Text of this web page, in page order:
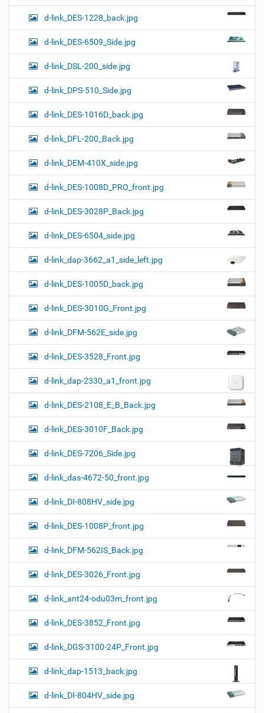
d-link_DES-1228_back.jpg
d-link_DES-6509_Side.jpg
d-link_DSL-200_side.jpg
d-link_DPS-510_Side.jpg
d-link_DES-1016D_back.jpg
d-link_DFL-200_Back.jpg
d-link_DEM-410X_side.jpg
d-link_DES-1008D_PRO_front.jpg
d-link_DES-3028P_Back.jpg
d-link_DES-6504_side.jpg
d-link_dap-3662_a1_side_left.jpg
d-link_DES-1005D_back.jpg
d-link_DES-3010G_Front.jpg
d-link_DFM-562E_side.jpg
d-link_DES-3528_Front.jpg
d-link_dap-2330_a1_front.jpg
d-link_DES-2108_E_B_Back.jpg
d-link_DES-3010F_Back.jpg
d-link_DES-7206_Side.jpg
d-link_das-4672-50_front.jpg
d-link_DI-808HV_side.jpg
d-link_DES-1008P_front.jpg
d-link_DFM-562IS_Back.jpg
d-link_DES-3026_Front.jpg
d-link_ant24-odu03m_front.jpg
d-link_DES-3852_Front.jpg
d-link_DGS-3100-24P_Front.jpg
d-link_dap-1513_back.jpg
d-link_DI-804HV_side.jpg